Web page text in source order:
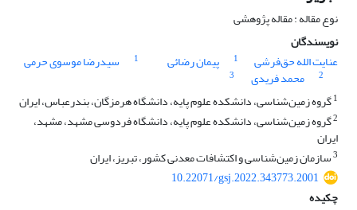
نوع مقاله : مقاله پژوهشی
نویسندگان
عنایت الله حق‌فرشی
1 پیمان رضائی 1 سیدرضا موسوی حرمی
2 محمد فریدی
3
1گروه زمین‌شناسی، دانشکده علوم پایه، دانشگاه هرمزگان، بندرعباس، ایران
2گروه زمین‌شناسی، دانشکده علوم پایه، دانشگاه فردوسی مشهد، مشهد،
ایران
3سازمان زمین‌شناسی و اکتشافات معدنی کشور، تبریز، ایران
10.22071/gsj.2022.343773.2001
چکیده